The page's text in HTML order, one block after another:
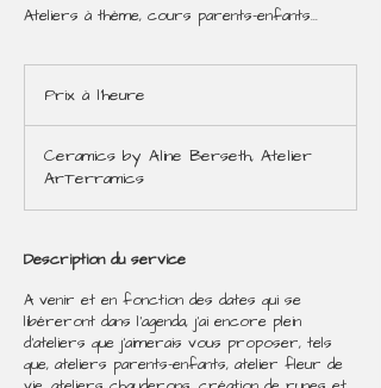
Ateliers à thème, cours parents-enfants...
l'heurePrix à l'heure
Ceramics by Aline Berseth, Atelier
ArTerramics
Description du service
A venir et en fonction des dates qui se
libéreront dans l'agenda, j'ai encore plein
d'ateliers que j'aimerais vous proposer, tels
que, ateliers parents-enfants, atelier fleur de